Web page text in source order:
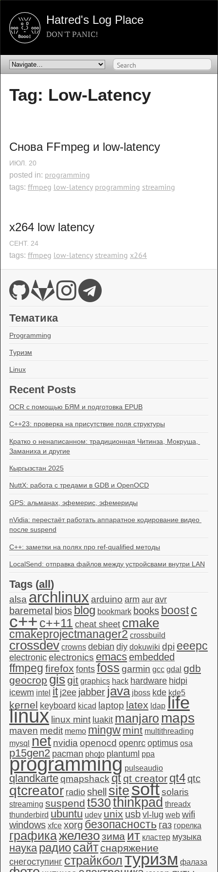
Hatred's Log Place
DON'T PANIC!
Tag: Low-Latency
Снова FFmpeg и low-latency
ИЮЛ. 20
posted in: programming
tags: ffmpeg low-latency programming streaming
x264 low latency
СЕНТ. 24
tags: ffmpeg low-latency streaming x264
Тематика
Programming
Туризм
Linux
Recent Posts
OCR с помощью БЯМ и подготовка EPUB
C++23: проверка на присутствие поля структуры
Кратко о ненаписанном: традиционная Читинза, Мокруша,
Заманиха и другие
Кыргызстан 2025
NuttX: работа с тредами в GDB и OpenOCD
GPS: альманах, эфемерис, эфемериды
nVidia: перестаёт работать аппаратное кодирование видео
после suspend
C++: заметки на полях про ref-qualified методы
LocalSend: отправка файлов между устройсвами внутри LAN
Tags (all)
alsaarchlinux arduino arm aur avr
baremetal bios blog bookmark books boost c
c++c++11 cheat sheet cmake
cmakeprojectmanager2 crossbuild
crossdev crowns debian diy dokuwiki dpi eeepc
electronic electronics emacsembedded
ffmpeg firefox fonts foss garmin gcc gdal gdb
geocrop gis git graphics hack hardware hidpi
icewm intel it j2ee jabber java jboss kde kde5
kernel keyboard kicad laptop latex ldap life
linux linux mint luakit manjaro maps
maven medit memo mingw mint multithreading
mysql
net nvidiaopenocd openrc optimus osa
p15gen2 pacman photo plantuml ppa
programming pulseaudio
qlandkarteqmapshack qt qt creator qt4qtc
qtcreator radio shell sitesoftsolaris
streaming suspend t530thinkpad threadx
thunderbird ubuntu udev unix usb vl-lug web wifi
windows xfce xorg безопасность газ горелка
графикажелезозима ит кластер музыка
наука радиосайт снаряжение
снегоступинг страйкбол туризм фалаза